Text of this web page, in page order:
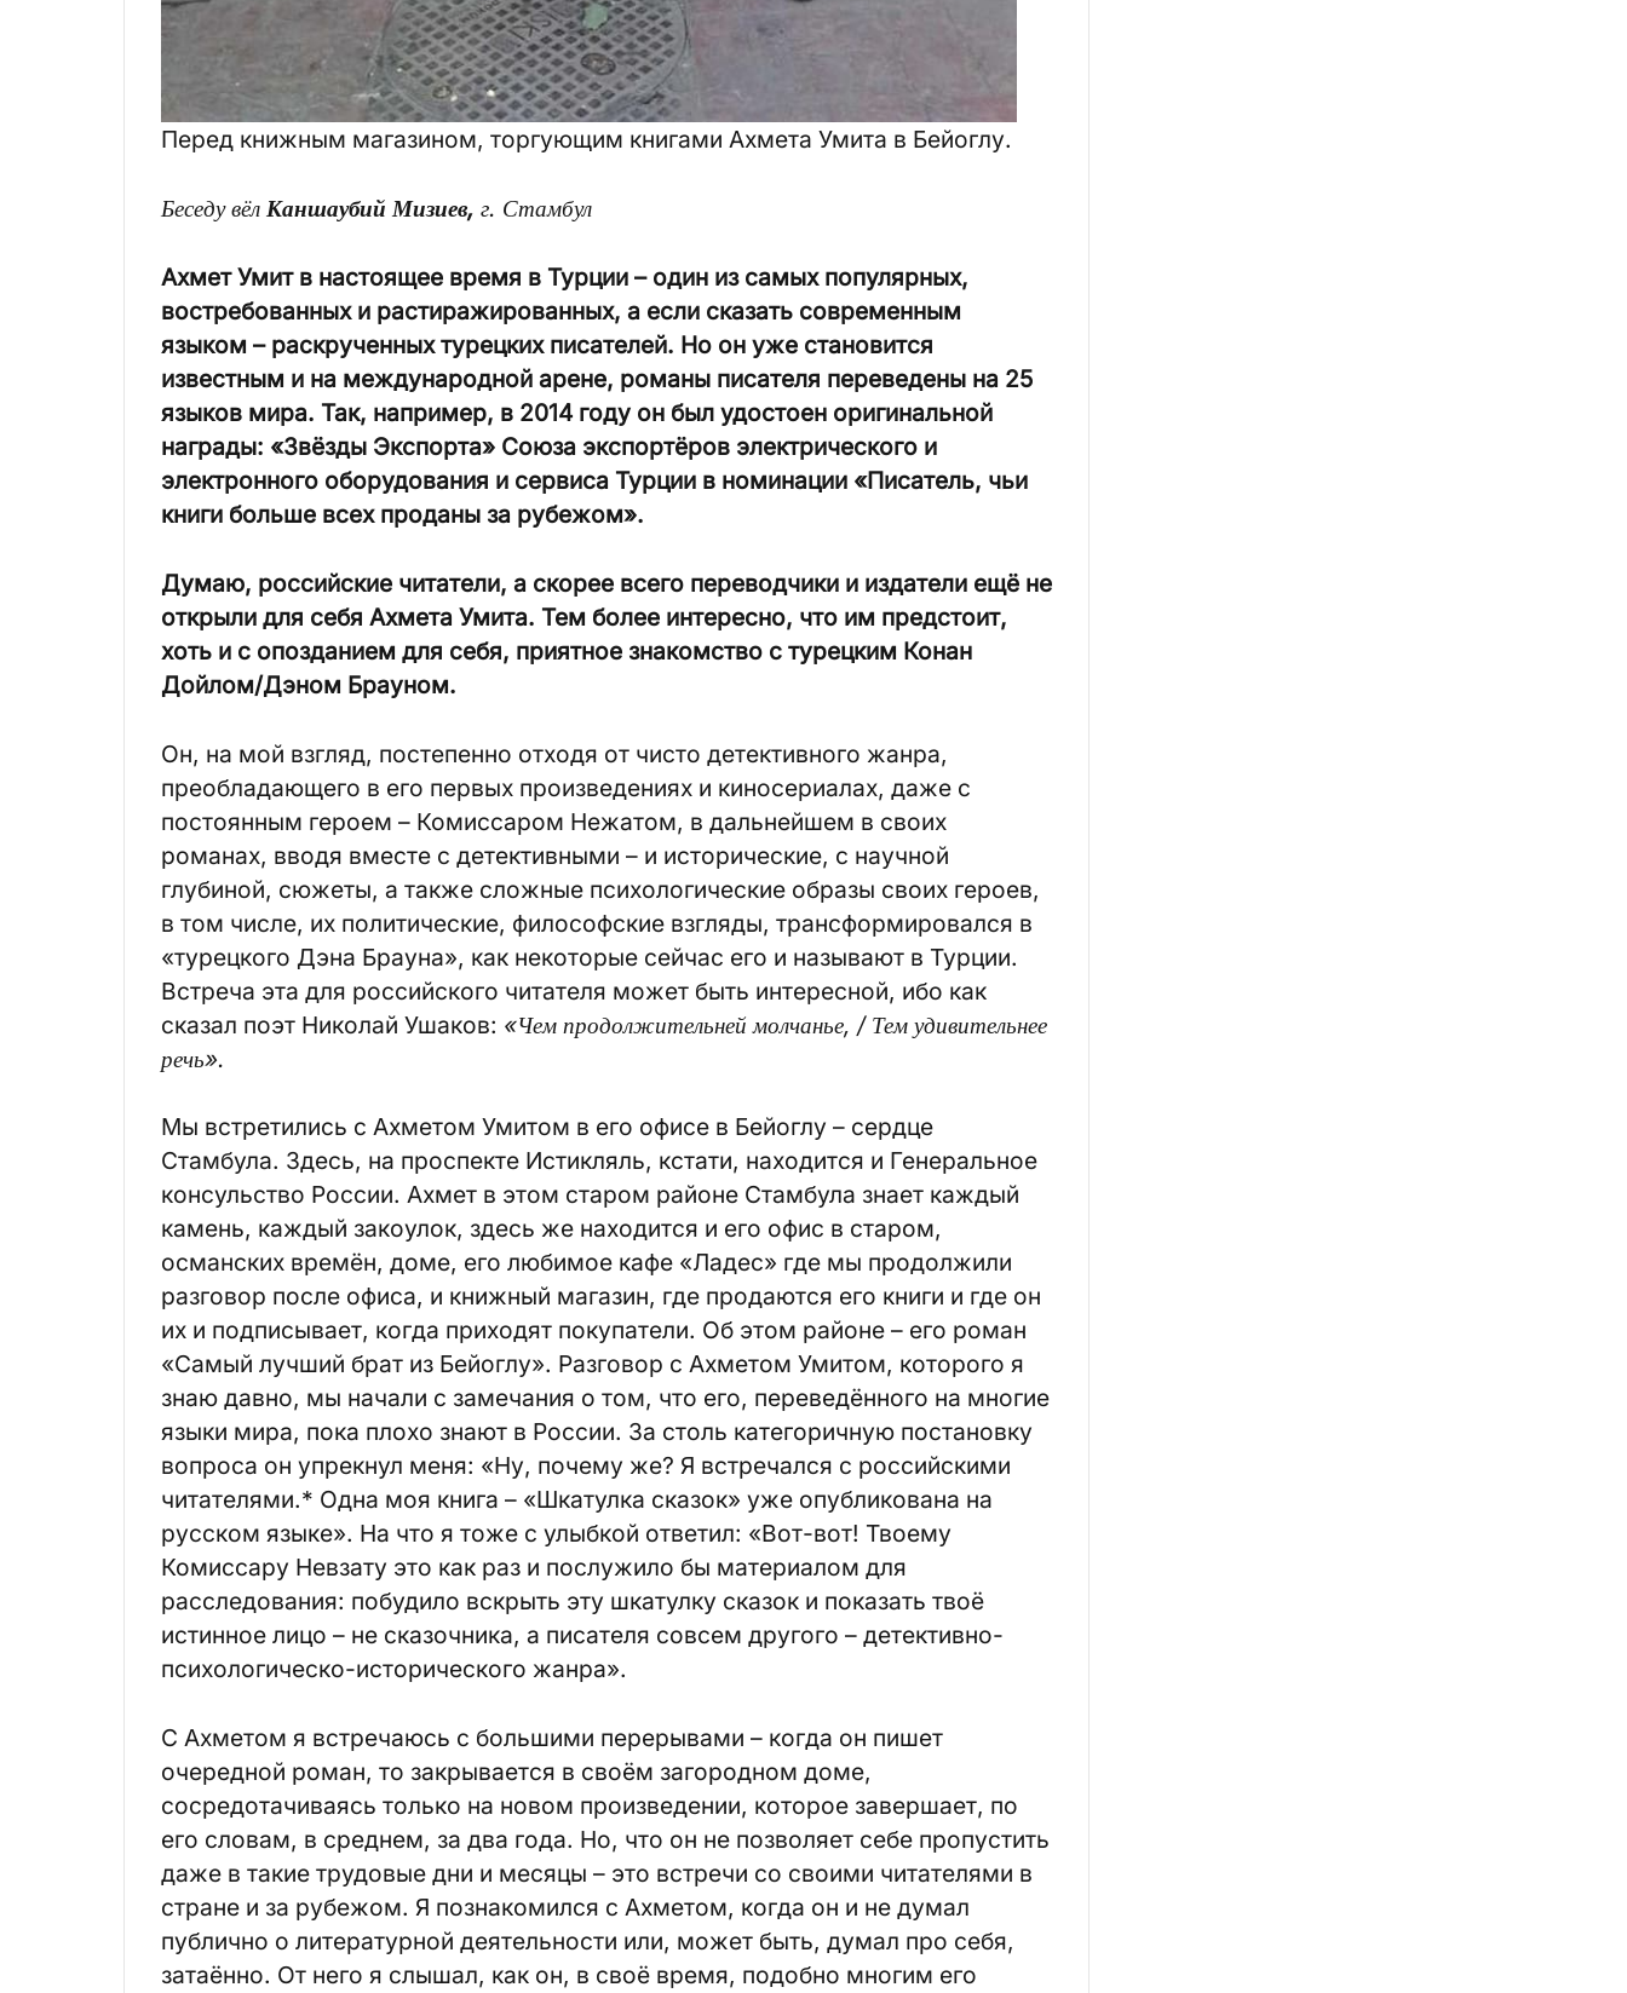
Перед книжным магазином, торгующим книгами Ахмета Умита в Бейоглу.
Беседу вёл Каншаубий Мизиев, г. Стамбул
Ахмет Умит в настоящее время в Турции – один из самых популярных,
востребованных и растиражированных, а если сказать современным
языком – раскрученных турецких писателей. Но он уже становится
известным и на международной арене, романы писателя переведены на 25
языков мира. Так, например, в 2014 году он был удостоен оригинальной
награды: «Звёзды Экспорта» Союза экспортёров электрического и
электронного оборудования и сервиса Турции в номинации «Писатель, чьи
книги больше всех проданы за рубежом».
Думаю, российские читатели, а скорее всего переводчики и издатели ещё не
открыли для себя Ахмета Умита. Тем более интересно, что им предстоит,
хоть и с опозданием для себя, приятное знакомство с турецким Конан
Дойлом/Дэном Брауном.
Он, на мой взгляд, постепенно отходя от чисто детективного жанра,
преобладающего в его первых произведениях и киносериалах, даже с
постоянным героем – Комиссаром Нежатом, в дальнейшем в своих
романах, вводя вместе с детективными – и исторические, с научной
глубиной, сюжеты, а также сложные психологические образы своих героев,
в том числе, их политические, философские взгляды, трансформировался в
«турецкого Дэна Брауна», как некоторые сейчас его и называют в Турции.
Встреча эта для российского читателя может быть интересной, ибо как
сказал поэт Николай Ушаков: «Чем продолжительней молчанье, / Тем удивительнее
речь».
Мы встретились с Ахметом Умитом в его офисе в Бейоглу – сердце
Стамбула. Здесь, на проспекте Истикляль, кстати, находится и Генеральное
консульство России. Ахмет в этом старом районе Стамбула знает каждый
камень, каждый закоулок, здесь же находится и его офис в старом,
османских времён, доме, его любимое кафе «Ладес» где мы продолжили
разговор после офиса, и книжный магазин, где продаются его книги и где он
их и подписывает, когда приходят покупатели. Об этом районе – его роман
«Самый лучший брат из Бейоглу». Разговор с Ахметом Умитом, которого я
знаю давно, мы начали с замечания о том, что его, переведённого на многие
языки мира, пока плохо знают в России. За столь категоричную постановку
вопроса он упрекнул меня: «Ну, почему же? Я встречался с российскими
читателями.* Одна моя книга – «Шкатулка сказок» уже опубликована на
русском языке». На что я тоже с улыбкой ответил: «Вот-вот! Твоему
Комиссару Невзату это как раз и послужило бы материалом для
расследования: побудило вскрыть эту шкатулку сказок и показать твоё
истинное лицо – не сказочника, а писателя совсем другого – детективно-
психологическо-исторического жанра».
С Ахметом я встречаюсь с большими перерывами – когда он пишет
очередной роман, то закрывается в своём загородном доме,
сосредотачиваясь только на новом произведении, которое завершает, по
его словам, в среднем, за два года. Но, что он не позволяет себе пропустить
даже в такие трудовые дни и месяцы – это встречи со своими читателями в
стране и за рубежом. Я познакомился с Ахметом, когда он и не думал
публично о литературной деятельности или, может быть, думал про себя,
затаённо. От него я слышал, как он, в своё время, подобно многим его